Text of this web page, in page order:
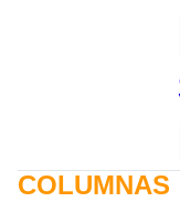
COLUMNAS